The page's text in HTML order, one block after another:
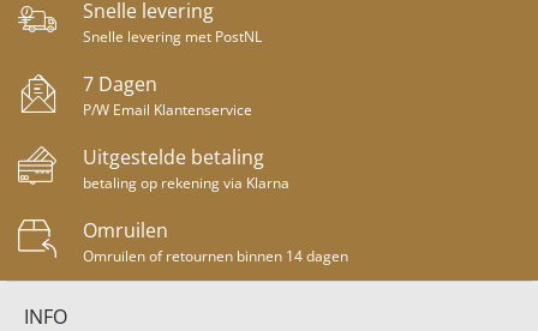
Snelle levering
Snelle levering met PostNL
7 Dagen
P/W Email Klantenservice
Uitgestelde betaling
betaling op rekening via Klarna
Omruilen
Omruilen of retournen binnen 14 dagen
INFO